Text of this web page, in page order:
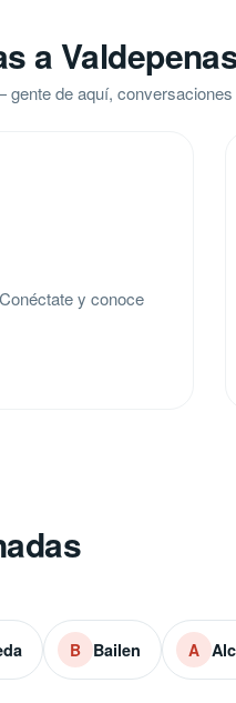
a
de aquí, conversaciones
y conoce
B Bailen A